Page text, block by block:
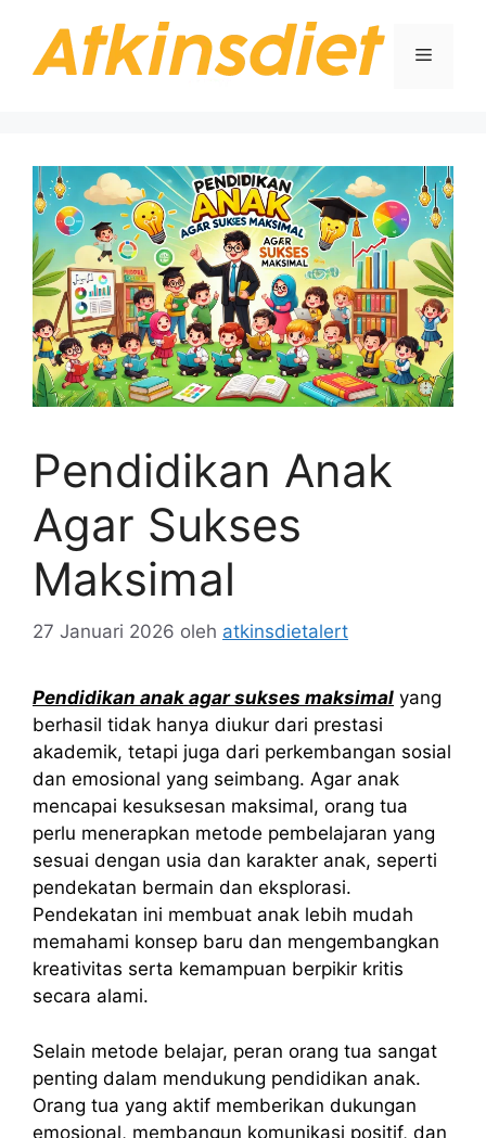
Menu
Pendidikan Anak
Agar Sukses
Maksimal
27 Januari 2026 oleh atkinsdietalert
Pendidikan anak agar sukses maksimal yang
berhasil tidak hanya diukur dari prestasi
akademik, tetapi juga dari perkembangan sosial
dan emosional yang seimbang. Agar anak
mencapai kesuksesan maksimal, orang tua
perlu menerapkan metode pembelajaran yang
sesuai dengan usia dan karakter anak, seperti
pendekatan bermain dan eksplorasi.
Pendekatan ini membuat anak lebih mudah
memahami konsep baru dan mengembangkan
kreativitas serta kemampuan berpikir kritis
secara alami.
Selain metode belajar, peran orang tua sangat
penting dalam mendukung pendidikan anak.
Orang tua yang aktif memberikan dukungan
emosional, membangun komunikasi positif, dan